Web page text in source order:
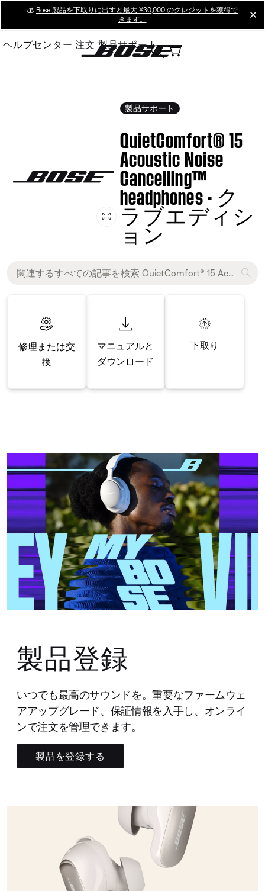
Main
💰 Bose 製品を下取りに出すと最大 ¥30,000 のクレジットを獲得で
きます。
ヘルプセンター 注文 製品サポート
製品サポート
QuietComfort® 15
Acoustic Noise
Cancelling™
headphones - ク
ラブエディシ
ョン
修理または交
換
マニュアルと
ダウンロード
下取り
製品登録
いつでも最高のサウンドを。重要なファームウェ
アアップグレード、保証情報を入手し、オンライ
ンで注文を管理できます。
製品を登録する